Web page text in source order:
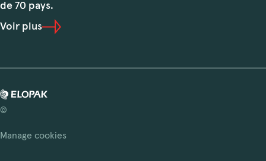
de 70 pays.
Voir plus
©
Manage cookies